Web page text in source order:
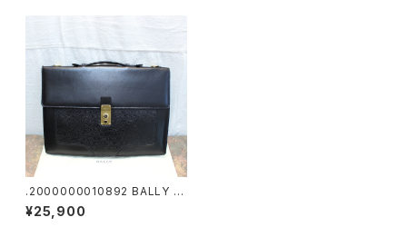
.2000000010892 BALLY L
EATHER BUSINESS BAG/バ
リーレザービジネスバッグ
¥25,900